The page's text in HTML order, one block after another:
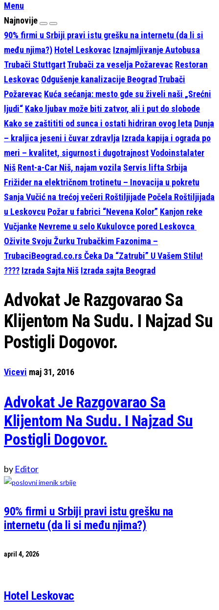
Menu
Najnovije
90% firmi u Srbiji pravi istu grešku na internetu (da li si
među njima?) Hotel Leskovac Iznajmljivanje Autobusa
Trubači StuttgartTrubači za veselja Požarevac Restoran
Leskovac Odgušenje kanalizacije Beograd Trubači
Požarevac Kuća sećanja: mesto gde su živeli naši „Srećni
ljudi“ Kako ljubav može biti zatvor, ali i put do slobode
Kako se zaštititi od sunca i ostati hidriran ovog leta Dunja
– kraljica jeseni i čuvar zdravlja Izrada kapija i ograda po
meri – kvalitet, sigurnost i dugotrajnostVodoinstalater
Niš Rent-a-Car Niš, najam vozila Servis lifta Srbija
Frižider na električnom trotinetu – Inovacija u pokretu
Sanja Vučić na trećoj večeri Roštiljijade Počela Roštiljijada
u Leskovcu Požar u fabrici “Nevena Kolor” Kanjon reke
Vučjanke Nevreme u selo Kukulovce pored Leskovca
Oživite Svoju Žurku Trubačkim Fazonima –
TrubaciBeograd.co.rs Čeka Da “Zatrubi” U Vašem Stilu!
???? Izrada Sajta Niš Izrada sajta Beograd
Advokat Je Razgovarao Sa
Klijentom Na Sudu. I Najzad Su
Postigli Dogovor.
Vicevi maj 31, 2016
Advokat Je Razgovarao Sa
Klijentom Na Sudu. I Najzad Su
Postigli Dogovor.
by Editor
90% firmi u Srbiji pravi istu grešku na
internetu (da li si među njima?)
april 4, 2026
Hotel Leskovac